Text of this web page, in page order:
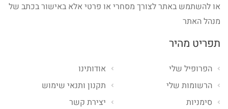
או להשתמש באתר לצורך מסחרי או פרטי אלא באישור בכתב של
מנהל האתר
תפריט מהיר
אודותינו
תקנון ותנאי שימוש
יצירת קשר
הפרופיל שלי
הרשומות שלי
סימניות